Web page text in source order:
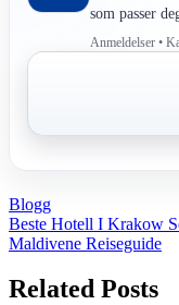
som passer
Anmeldelser •
Blogg
Post
navigation
Beste Hotell I Krakow
Maldivene Reiseguide
Related Posts